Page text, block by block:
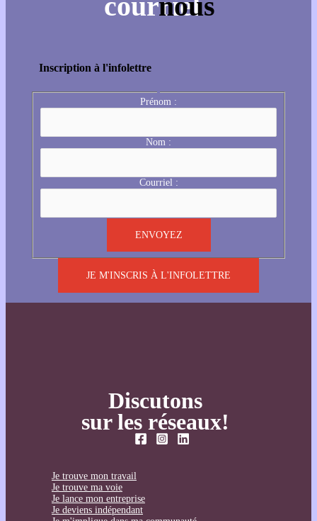
Inscription à l'infolettre
Prénom :
Nom :
Courriel :
JE M'INSCRIS À L'INFOLETTRE
Discutons
sur les réseaux!
Je trouve mon travail
Je trouve ma voie
Je lance mon entreprise
Je deviens indépendant